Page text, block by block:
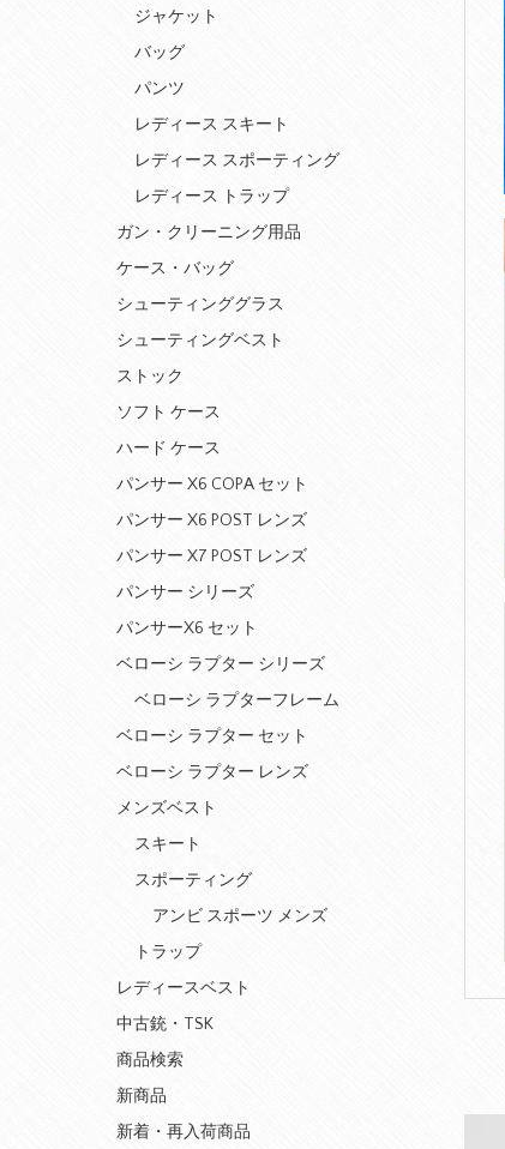
ジャケット
バッグ
パンツ
レディース スキート
レディース スポーティング
レディース トラップ
ガン・クリーニング用品
ケース・バッグ
シューティンググラス
シューティングベスト
ストック
ソフト ケース
ハード ケース
パンサー X6 COPA セット
パンサー X6 POST レンズ
パンサー X7 POST レンズ
パンサー シリーズ
パンサーX6 セット
ベローシ ラプター シリーズ
ベローシ ラプターフレーム
ベローシ ラプター セット
ベローシ ラプター レンズ
メンズベスト
スキート
スポーティング
アンビ スポーツ メンズ
トラップ
レディースベスト
中古銃・TSK
商品検索
新商品
新着・再入荷商品